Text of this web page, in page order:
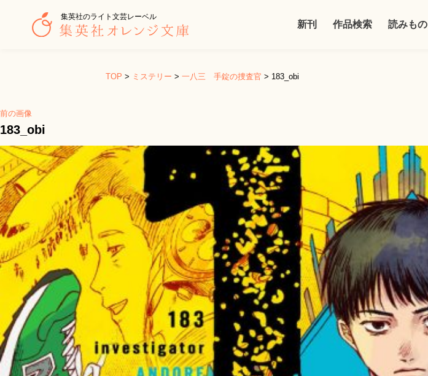
集英社のライト文芸レーベル
新刊 作品検索 読みもの
TOP > ミステリー > 一八三 手錠の捜査官 > 183_obi
前の画像
183_obi